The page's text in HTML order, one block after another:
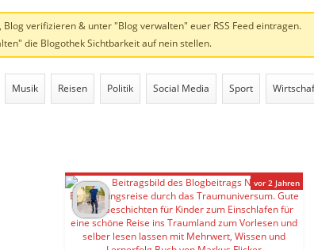
verifizieren & unter "Blog verwalten" euer RSS Feed eintragen.
die Blogothek Sichtbarkeit auf nein stellen.
Musik Reisen Politik Social Media Sport
vor 2 Jahren